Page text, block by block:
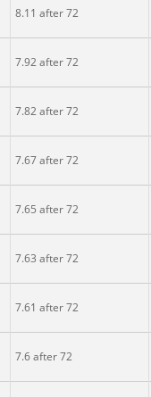
8.11 after 72
7.92 after 72
7.82 after 72
7.67 after 72
7.65 after 72
7.63 after 72
7.61 after 72
7.6 after 72